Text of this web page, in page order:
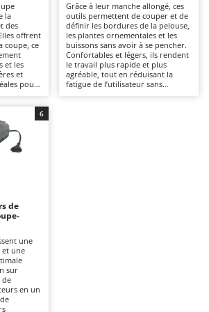
pour le bois - Scies à bûches
extérieurs
horizontal pour tracteur
et végétaux
tracteur
- Démarreurs
tracteur
la
des
offrent
coupe, ce
et les
et
pour
des
bonne
Grâce à leur manche allongé, ces
outils permettent de couper et de
définir les bordures de la pelouse,
les plantes ornementales et les
buissons sans avoir à se pencher.
Confortables et légers, ils rendent
le travail plus rapide et plus
agréable, tout en réduisant la
fatigue de l’utilisateur sans
de
une
et une
sur
de
en un
6